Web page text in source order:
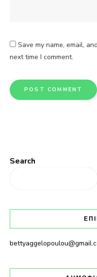
Save my name, email,
next time I comment.
Search